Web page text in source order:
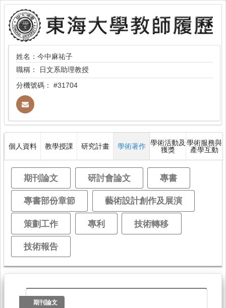
姓名：今中麻祐子
職稱：
日文系助理教授
分機號碼： #31704
個人資料 教學授課 研究計畫 學術著作 學術活動及
獲獎
學術服務與
產學互動
期刊論文 研討會論文 專書
專書部份章節 藝術設計創作及展演
策劃工作 專利 技術轉移
技術報告
期刊論文